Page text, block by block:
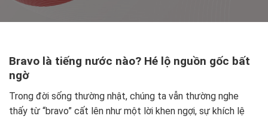
Bravo là tiếng nước nào? Hé lộ nguồn gốc bất
ngờ
Trong đời sống thường nhật, chúng ta vẫn thường nghe
thấy từ “bravo” cất lên như một lời khen ngợi, sự khích lệ